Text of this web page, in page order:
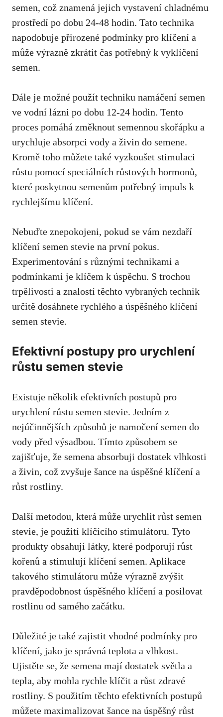
semen, což znamená jejich vystavení chladnému
prostředí po dobu 24-48 hodin. Tato technika
napodobuje přirozené podmínky pro klíčení a
může výrazně zkrátit čas potřebný k vyklíčení
semen.
Dále je možné použít techniku namáčení semen
ve vodní lázni po dobu 12-24 hodin. Tento
proces pomáhá změknout semennou skořápku a
urychluje absorpci vody a živin do semene.
Kromě toho můžete také vyzkoušet stimulaci
růstu pomocí speciálních růstových hormonů,
které poskytnou semenům potřebný impuls k
rychlejšímu klíčení.
Nebuďte znepokojeni, pokud se vám nezdaří
klíčení semen stevie na první pokus.
Experimentování s různými technikami a
podmínkami je klíčem k úspěchu. S trochou
trpělivosti a znalostí těchto vybraných technik
určitě dosáhnete rychlého a úspěšného klíčení
semen stevie.
Efektivní postupy pro urychlení
růstu semen stevie
Existuje několik efektivních postupů pro
urychlení růstu semen stevie. Jedním z
nejúčinnějších způsobů je namočení semen do
vody před výsadbou. Tímto způsobem se
zajišťuje, že semena absorbuji dostatek vlhkosti
a živin, což zvyšuje šance na úspěšné klíčení a
růst rostliny.
Další metodou, která může urychlit růst semen
stevie, je použití klíčícího stimulátoru. Tyto
produkty obsahují látky, které podporují růst
kořenů a stimulují klíčení semen. Aplikace
takového stimulátoru může výrazně zvýšit
pravděpodobnost úspěšného klíčení a posilovat
rostlinu od samého začátku.
Důležité je také zajistit vhodné podmínky pro
klíčení, jako je správná teplota a vlhkost.
Ujistěte se, že semena mají dostatek světla a
tepla, aby mohla rychle klíčit a růst zdravé
rostliny. S použitím těchto efektivních postupů
můžete maximalizovat šance na úspěšný růst